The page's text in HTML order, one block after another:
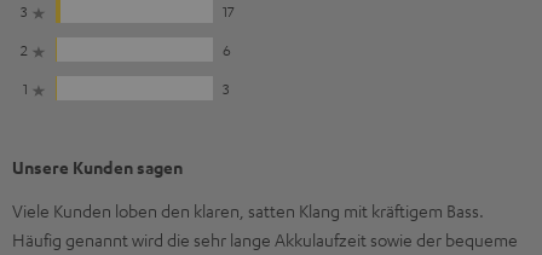
3
17
2
6
1
3
Unsere Kunden sagen
Viele Kunden loben den klaren, satten Klang mit kräftigem Bass.
Häufig genannt wird die sehr lange Akkulaufzeit sowie der bequeme